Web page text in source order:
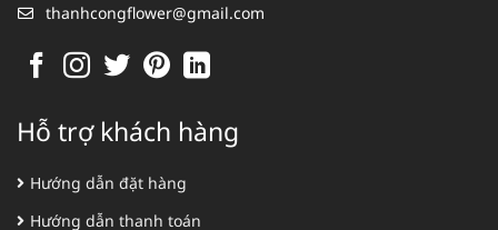
thanhcongflower@gmail.com
Hỗ trợ khách hàng
Hướng dẫn đặt hàng
Hướng dẫn thanh toán